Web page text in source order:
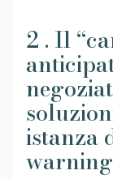
2 . Il
istanza